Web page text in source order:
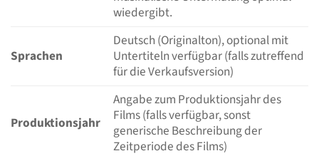
wiedergibt.
Sprachen
Deutsch (Originalton), optional mit
Untertiteln verfügbar (falls zutreffend
für die Verkaufsversion)
Produktionsjahr
Angabe zum Produktionsjahr des
Films (falls verfügbar, sonst
generische Beschreibung der
Zeitperiode des Films)